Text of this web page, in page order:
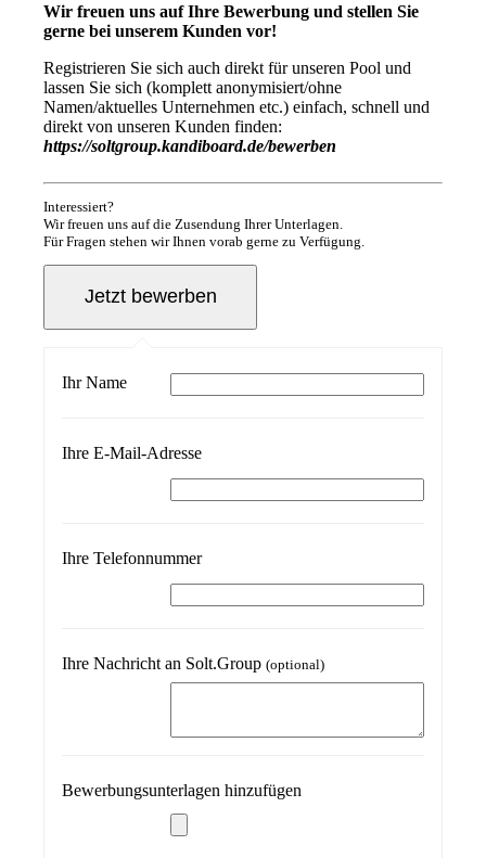
Wir freuen uns auf Ihre Bewerbung und stellen Sie
gerne bei unserem Kunden vor!
Registrieren Sie sich auch direkt für unseren Pool und
lassen Sie sich (komplett anonymisiert/ohne
Namen/aktuelles Unternehmen etc.) einfach, schnell und
direkt von unseren Kunden finden:
https://soltgroup.kandiboard.de/bewerben
Interessiert?
Wir freuen uns auf die Zusendung Ihrer Unterlagen.
Für Fragen stehen wir Ihnen vorab gerne zu Verfügung.
Ihr Name
Ihre E-Mail-Adresse
Ihre Telefonnummer
Ihre Nachricht an Solt.Group(optional)
Bewerbungsunterlagen hinzufügen